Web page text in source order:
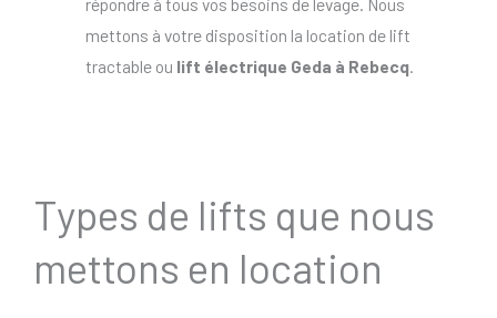
répondre à tous vos besoins de levage. Nous
mettons à votre disposition la location de lift
tractable ou lift électrique Geda à Rebecq.
Types de lifts que nous
mettons en location